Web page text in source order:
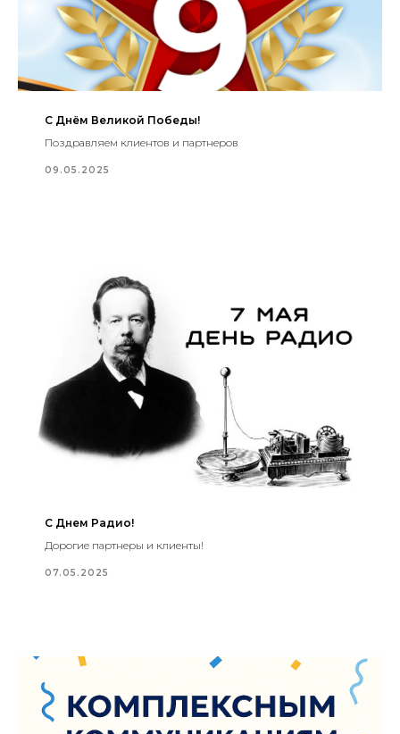
С Днём Великой Победы!
Поздравляем клиентов и партнеров
09.05.2025
С Днем Радио!
Дорогие партнеры и клиенты!
07.05.2025